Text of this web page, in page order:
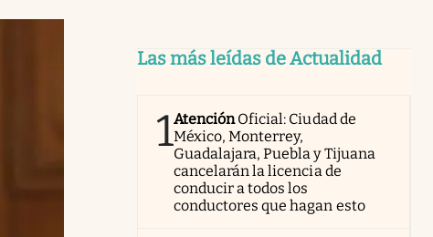
Las más leídas de Actualidad
1AtenciónOficial: Ciudad de
México, Monterrey,
Guadalajara, Puebla y Tijuana
cancelarán la licencia de
conducir a todos los
conductores que hagan esto